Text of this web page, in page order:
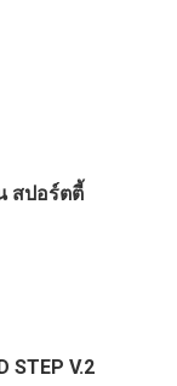
สปอร์ตตี้
STEP V.2